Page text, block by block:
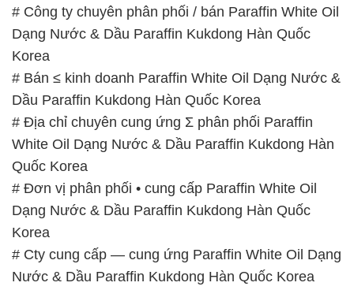
# Công ty chuyên phân phối / bán Paraffin White Oil
Dạng Nước & Dầu Paraffin Kukdong Hàn Quốc
Korea
# Bán ≤ kinh doanh Paraffin White Oil Dạng Nước &
Dầu Paraffin Kukdong Hàn Quốc Korea
# Địa chỉ chuyên cung ứng Σ phân phối Paraffin
White Oil Dạng Nước & Dầu Paraffin Kukdong Hàn
Quốc Korea
# Đơn vị phân phối • cung cấp Paraffin White Oil
Dạng Nước & Dầu Paraffin Kukdong Hàn Quốc
Korea
# Cty cung cấp — cung ứng Paraffin White Oil Dạng
Nước & Dầu Paraffin Kukdong Hàn Quốc Korea